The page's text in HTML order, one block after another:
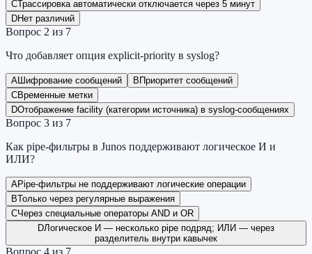
CТрассировка автоматически отключается через 5 минут
DНет различий
Вопрос 2 из 7
Что добавляет опция explicit-priority в syslog?
A Шифрование сообщений B Приоритет сообщений
CВременные метки
DОтображение facility (категории источника) в syslog-сообщениях
Вопрос 3 из 7
Как pipe-фильтры в Junos поддерживают логическое И и
ИЛИ?
APipe-фильтры не поддерживают логические операции
BТолько через регулярные выражения
CЧерез специальные операторы AND и OR
DЛогическое И — несколько pipe подряд; ИЛИ — через
разделитель внутри кавычек
Вопрос 4 из 7